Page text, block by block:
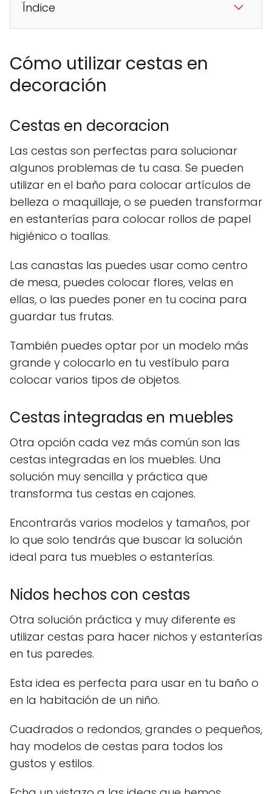
Índice
Cómo utilizar cestas en
decoración
Cestas en decoracion
Las cestas son perfectas para solucionar
algunos problemas de tu casa. Se pueden
utilizar en el baño para colocar artículos de
belleza o maquillaje, o se pueden transformar
en estanterías para colocar rollos de papel
higiénico o toallas.
Las canastas las puedes usar como centro
de mesa, puedes colocar flores, velas en
ellas, o las puedes poner en tu cocina para
guardar tus frutas.
También puedes optar por un modelo más
grande y colocarlo en tu vestíbulo para
colocar varios tipos de objetos.
Cestas integradas en muebles
Otra opción cada vez más común son las
cestas integradas en los muebles. Una
solución muy sencilla y práctica que
transforma tus cestas en cajones.
Encontrarás varios modelos y tamaños, por
lo que solo tendrás que buscar la solución
ideal para tus muebles o estanterías.
Nidos hechos con cestas
Otra solución práctica y muy diferente es
utilizar cestas para hacer nichos y estanterías
en tus paredes.
Esta idea es perfecta para usar en tu baño o
en la habitación de un niño.
Cuadrados o redondos, grandes o pequeños,
hay modelos de cestas para todos los
gustos y estilos.